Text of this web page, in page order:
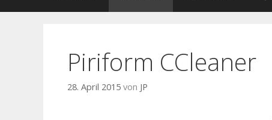
Piriform CCleaner
28. April 2015 von JP